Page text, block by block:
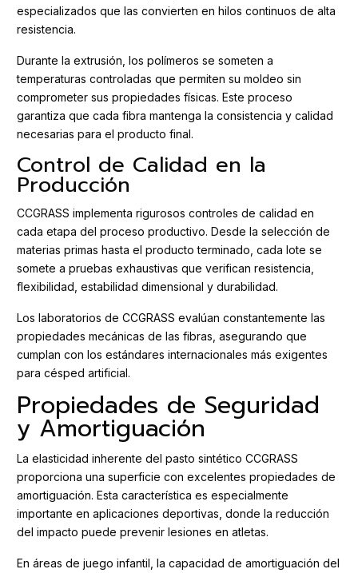
especializados que las convierten en hilos continuos de alta
resistencia.
Durante la extrusión, los polímeros se someten a
temperaturas controladas que permiten su moldeo sin
comprometer sus propiedades físicas. Este proceso
garantiza que cada fibra mantenga la consistencia y calidad
necesarias para el producto final.
Control de Calidad en la
Producción
CCGRASS implementa rigurosos controles de calidad en
cada etapa del proceso productivo. Desde la selección de
materias primas hasta el producto terminado, cada lote se
somete a pruebas exhaustivas que verifican resistencia,
flexibilidad, estabilidad dimensional y durabilidad.
Los laboratorios de CCGRASS evalúan constantemente las
propiedades mecánicas de las fibras, asegurando que
cumplan con los estándares internacionales más exigentes
para césped artificial.
Propiedades de Seguridad
y Amortiguación
La elasticidad inherente del pasto sintético CCGRASS
proporciona una superficie con excelentes propiedades de
amortiguación. Esta característica es especialmente
importante en aplicaciones deportivas, donde la reducción
del impacto puede prevenir lesiones en atletas.
En áreas de juego infantil, la capacidad de amortiguación del